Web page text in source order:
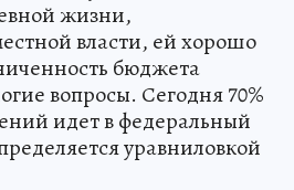
жизни,
власти, ей хорошо
бюджета
вопросы. Сегодня 70%
идет в федеральный
уравниловкой